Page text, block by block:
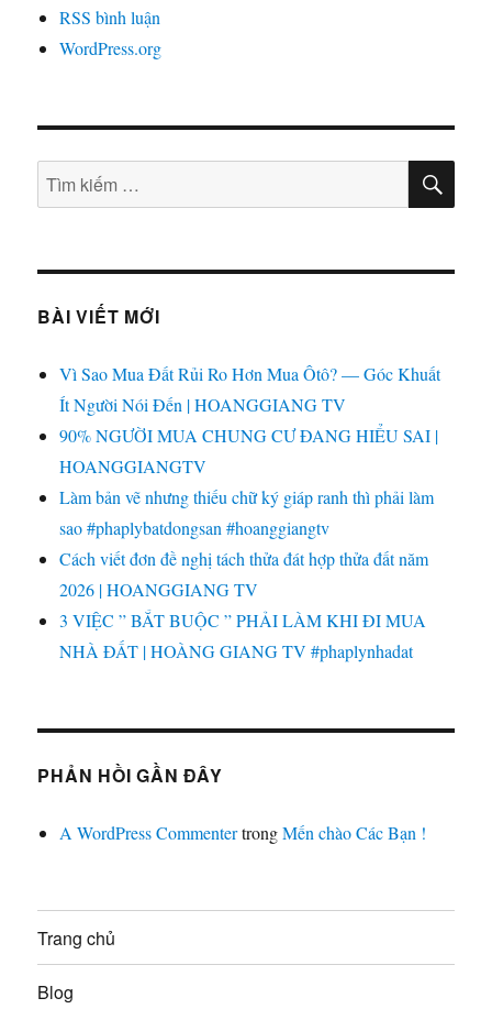
RSS bình luận
WordPress.org
Tìm
kiếm:
TÌM
BÀI VIẾT MỚI
Vì Sao Mua Đất Rủi Ro Hơn Mua Ôtô? — Góc Khuất
Ít Người Nói Đến | HOANGGIANG TV
90% NGƯỜI MUA CHUNG CƯ ĐANG HIỂU SAI |
HOANGGIANGTV
Làm bản vẽ nhưng thiếu chữ ký giáp ranh thì phải làm
sao #phaplybatdongsan #hoanggiangtv
Cách viết đơn đề nghị tách thửa đát hợp thửa đất năm
2026 | HOANGGIANG TV
3 VIỆC ” BẮT BUỘC ” PHẢI LÀM KHI ĐI MUA
NHÀ ĐẤT | HOÀNG GIANG TV #phaplynhadat
PHẢN HỒI GẦN ĐÂY
A WordPress CommentertrongMến chào Các Bạn !
Trang chủ
Blog